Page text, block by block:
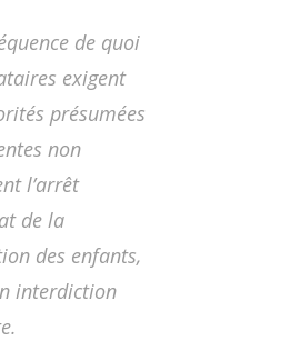
de quoi
exigent
présumées
non
l’arrêt
de la
des enfants,
interdiction